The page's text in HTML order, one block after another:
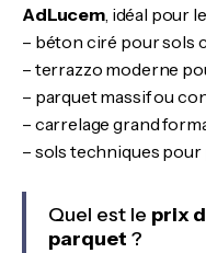
AdLucem, idéal pour
– béton ciré pour sols
– terrazzo moderne
– parquet massif ou
– carrelage grand
– sols techniques
Quel est le prix
parquet ?